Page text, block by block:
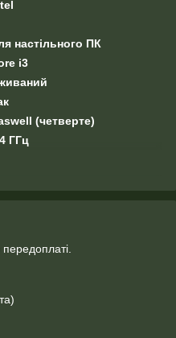
настільного ПК
i3
(четверте)
ГГц